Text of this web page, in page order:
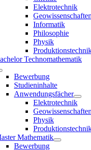
Elektrotechnik
Informatik
Philosophie
Physik
Technomathematik
Bewerbung
Studieninhalte
Anwendungsfächer
Elektrotechnik
Physik
Mathematik
Bewerbung